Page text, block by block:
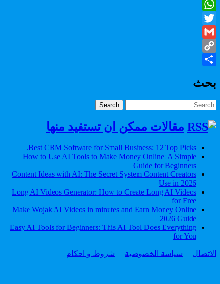
Facebook
WhatsApp
Twitter
Gmail
Copy
بحث
Search
for:
مقالات ممكن ان تستفيد منها
Best CRM Software for Small Business: 12 Top Picks.
How to Use AI Tools to Make Money Online: A Simple
Guide for Beginners
Content Ideas with AI: The Secret System Content Creators
Use in 2026
Long AI Videos Generator: How to Create Long AI Videos
for Free
Make Wojak AI Videos in minutes and Earn Money Online
2026 Guide
Easy AI Tools for Beginners: This AI Tool Does Everything
for You
الاتصال سياسة الخصوصية شروط و احكام